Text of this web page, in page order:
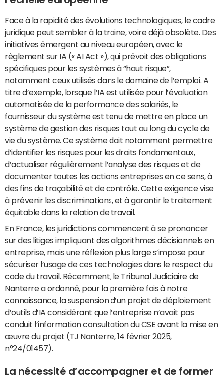
Face à la rapidité des évolutions technologiques, le cadre
juridiquepeut sembler à la traine, voire déjà obsolète. Des
initiatives émergent au niveau européen, avec le
règlement sur IA (« AI Act »), qui prévoit des obligations
spécifiques pour les systèmes à “haut risque”,
notamment ceux utilisés dans le domaine de l’emploi. A
titre d’exemple, lorsque l’IA est utilisée pour l’évaluation
automatisée de la performance des salariés, le
fournisseur du système est tenu de mettre en place un
système de gestion des risques tout au long du cycle de
vie du système. Ce système doit notamment permettre
d’identifier les risques pour les droits fondamentaux,
d’actualiser régulièrement l’analyse des risques et de
documenter toutes les actions entreprises en ce sens, à
des fins de traçabilité et de contrôle. Cette exigence vise
à prévenir les discriminations, et à garantir le traitement
équitable dans la relation de travail.
En France, les juridictions commencent à se prononcer
sur des litiges impliquant des algorithmes décisionnels en
entreprise, mais une réflexion plus large s’impose pour
sécuriser l’usage de ces technologies dans le respect du
code du travail. Récemment, le Tribunal Judiciaire de
Nanterre a ordonné, pour la première fois à notre
connaissance, la suspension d’un projet de déploiement
d’outils d’IA considérant que l’entreprise n’avait pas
conduit l’information consultation du CSE avant la mise en
œuvre du projet (TJ Nanterre, 14 février 2025,
n°24/01457).
La nécessité d’accompagner et de former